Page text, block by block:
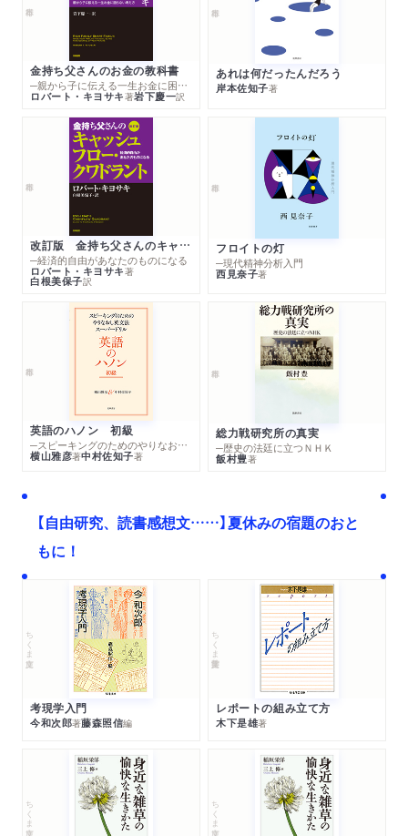
金持ち父さんのお金の教科書
─親から子に伝える一生お金に困らない考え方
ロバート・キヨサキ著岩下慶一訳
あれは何だったんだろう
岸本佐知子著
改訂版 金持ち父さんのキャッシュフロー・クワドラント
─経済的自由があなたのものになる
ロバート・キヨサキ著
白根美保子訳
フロイトの灯
─現代精神分析入門
西見奈子著
英語のハノン 初級
─スピーキングのためのやりなおし英文法スーパードリル
横山雅彦著中村佐知子著
総力戦研究所の真実
─歴史の法廷に立つＮＨＫ
飯村豊著
【自由研究、読書感想文……】夏休みの宿題のおと
もに！
ちくま文庫
考現学入門
今和次郎著藤森照信編
ちくま学芸文庫
レポートの組み立て方
木下是雄著
ちくま文庫 ちくま文庫